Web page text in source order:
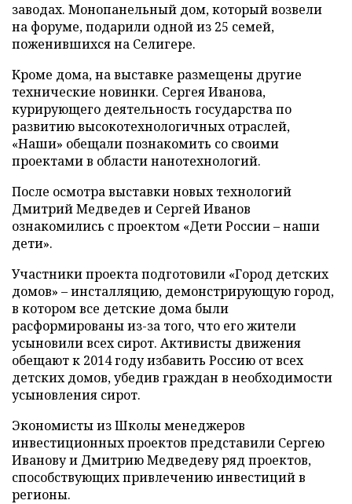
заводах. Монопанельный дом, который возвели
на форуме, подарили одной из 25 семей,
поженившихся на Селигере.
Кроме дома, на выставке размещены другие
технические новинки. Сергея Иванова,
курирующего деятельность государства по
развитию высокотехнологичных отраслей,
«Наши» обещали познакомить со своими
проектами в области нанотехнологий.
После осмотра выставки новых технологий
Дмитрий Медведев и Сергей Иванов
ознакомились с проектом «Дети России – наши
дети».
Участники проекта подготовили «Город детских
домов» – инсталляцию, демонстрирующую город,
в котором все детские дома были
расформированы из-за того, что его жители
усыновили всех сирот. Активисты движения
обещают к 2014 году избавить Россию от всех
детских домов, убедив граждан в необходимости
усыновления сирот.
Экономисты из Школы менеджеров
инвестиционных проектов представили Сергею
Иванову и Дмитрию Медведеву ряд проектов,
способствующих привлечению инвестиций в
регионы.